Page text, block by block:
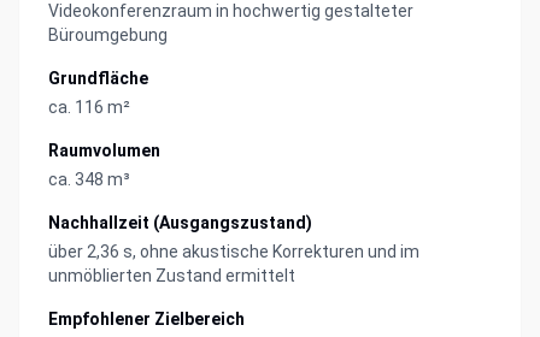
Videokonferenzraum in hochwertig gestalteter
Büroumgebung
Grundfläche
ca. 116 m²
Raumvolumen
ca. 348 m³
Nachhallzeit (Ausgangszustand)
über 2,36 s, ohne akustische Korrekturen und im
unmöblierten Zustand ermittelt
Empfohlener Zielbereich